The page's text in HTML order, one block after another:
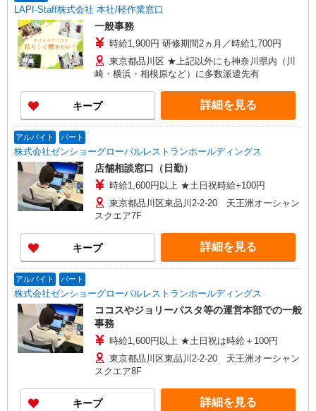
LAPI-Staff株式会社 本社/軽作業窓口
一般事務
時給1,900円 研修期間2ヵ月／時給1,700円
東京都品川区 ★上記以外にも神奈川県内（川
崎・横浜・相模原など）に多数派遣先有
キープ 詳細を見る
アルバイト パート
株式会社ゼンショーグローバルレストランホールディングス
店舗相談窓口（日勤）
時給1,600円以上 ★土日祝時給+100円
東京都品川区東品川2-2-20 天王洲オーシャン
スクエア7F
キープ 詳細を見る
アルバイト パート
株式会社ゼンショーグローバルレストランホールディングス
ココスやジョリーパスタ等の運営本部での一般
事務
時給1,600円以上 ★土日祝は時給＋100円
東京都品川区東品川2-2-20 天王洲オーシャン
スクエア8F
キープ 詳細を見る